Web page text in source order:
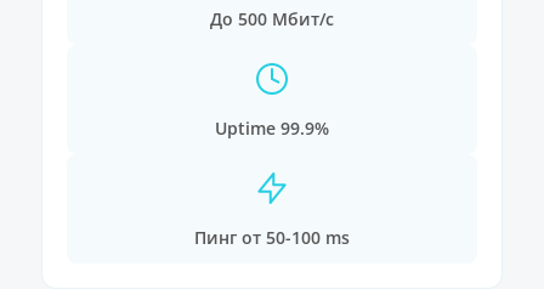
До 500 Мбит/с
Uptime 99.9%
Пинг от 50-100 ms